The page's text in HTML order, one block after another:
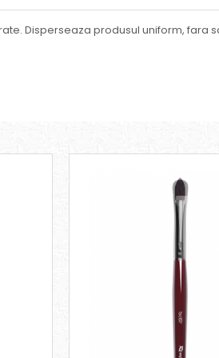
Disperseaza produsul uniform, fara